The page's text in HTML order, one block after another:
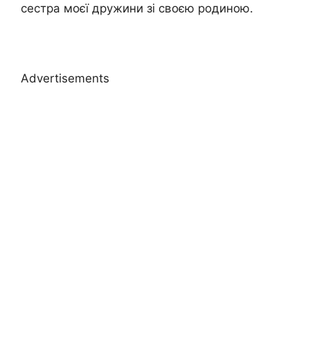
сестра моєї дружини зі своєю родиною.
Advertisements